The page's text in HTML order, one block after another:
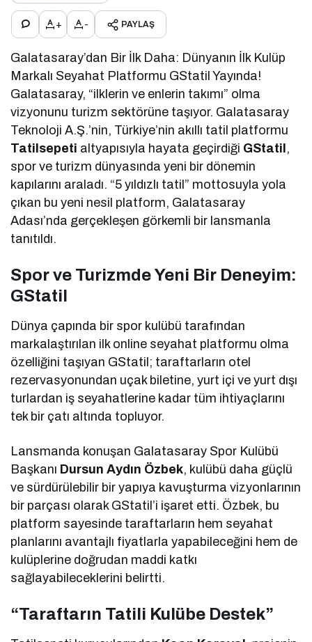
+ - PAYLAŞ
Galatasaray’dan Bir İlk Daha: Dünyanın İlk Kulüp
Markalı Seyahat Platformu GStatil Yayında!
Galatasaray, “ilklerin ve enlerin takımı” olma
vizyonunu turizm sektörüne taşıyor. Galatasaray
Teknoloji A.Ş.’nin, Türkiye’nin akıllı tatil platformu
Tatilsepeti altyapısıyla hayata geçirdiği GStatil,
spor ve turizm dünyasında yeni bir dönemin
kapılarını araladı. “5 yıldızlı tatil” mottosuyla yola
çıkan bu yeni nesil platform, Galatasaray
Adası’nda gerçekleşen görkemli bir lansmanla
tanıtıldı.
Spor ve Turizmde Yeni Bir Deneyim:
GStatil
Dünya çapında bir spor kulübü tarafından
markalaştırılan ilk online seyahat platformu olma
özelliğini taşıyan GStatil; taraftarların otel
rezervasyonundan uçak biletine, yurt içi ve yurt dışı
turlardan iş seyahatlerine kadar tüm ihtiyaçlarını
tek bir çatı altında topluyor.
Lansmanda konuşan Galatasaray Spor Kulübü
Başkanı Dursun Aydın Özbek, kulübü daha güçlü
ve sürdürülebilir bir yapıya kavuşturma vizyonlarının
bir parçası olarak GStatil’i işaret etti. Özbek, bu
platform sayesinde taraftarların hem seyahat
planlarını avantajlı fiyatlarla yapabileceğini hem de
kulüplerine doğrudan maddi katkı
sağlayabileceklerini belirtti.
“Taraftarın Tatili Kulübe Destek”